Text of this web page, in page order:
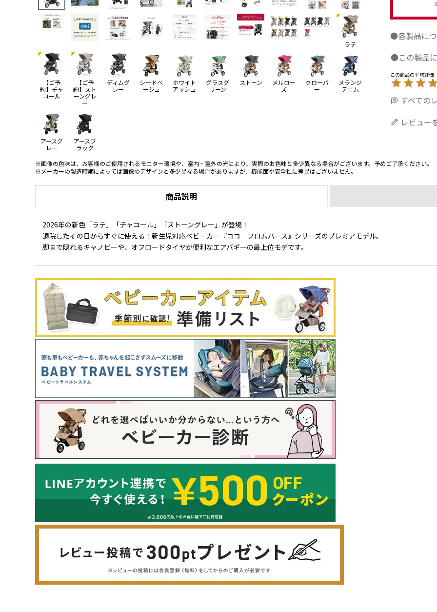
ラテ
【ご予
約】チャ
コール
【ご予
約】スト
ーングレ
ー
ディムグ
レー
シードベ
ージュ
ホワイト
アッシュ
グラスグ
リーン
ストーン
メルロー
ズ
クローバ
ー
メランジ
デニム
アースグ
レー
アースブ
ラック
●各製品に
●この製品
すべての
レビュー
※画像の色味は、お客様のご使用されるモニター環境や、室内・室外の光により、実際のお色味と多少異なる場合がございます。予めご了承ください。
※メーカーの製造時期によっては画像のデザインと多少異なる場合がありますが、機能面や安全性に差異はございません。
商品説明
2026年の新色「ラテ」「チャコール」「ストーングレー」が登場！
退院したその日からすぐに使える！新生児対応ベビーカー『ココ フロムバース』シリーズのプレミアモデル。
脚まで隠れるキャノピーや、オフロードタイヤが便利なエアバギーの最上位モデです。